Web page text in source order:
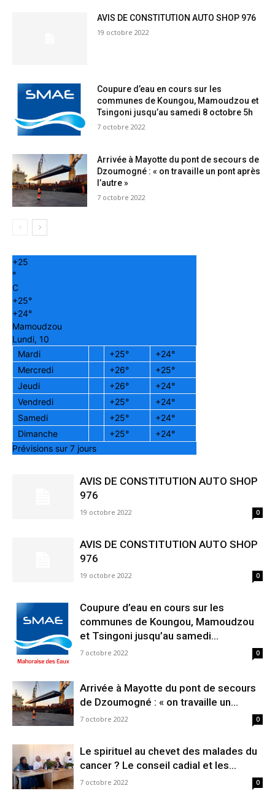
AVIS DE CONSTITUTION AUTO SHOP 976
19 octobre 2022
Coupure d’eau en cours sur les
communes de Koungou, Mamoudzou et
Tsingoni jusqu’au samedi 8 octobre 5h
7 octobre 2022
Arrivée à Mayotte du pont de secours de
Dzoumogné : « on travaille un pont après
l’autre »
7 octobre 2022
+25
°
C
+25°
+24°
Mamoudzou
Lundi, 10
Mardi
+25° +24°
Mercredi
+26° +25°
Jeudi
+26° +24°
Vendredi
+25° +24°
Samedi
+25° +24°
Dimanche
+25° +24°
Prévisions sur 7 jours
AVIS DE CONSTITUTION AUTO SHOP
976
19 octobre 2022 0
AVIS DE CONSTITUTION AUTO SHOP
976
19 octobre 2022 0
Coupure d’eau en cours sur les
communes de Koungou, Mamoudzou
et Tsingoni jusqu’au samedi...
7 octobre 2022 0
Arrivée à Mayotte du pont de secours
de Dzoumogné : « on travaille un...
7 octobre 2022 0
Le spirituel au chevet des malades du
cancer ? Le conseil cadial et les...
7 octobre 2022 0